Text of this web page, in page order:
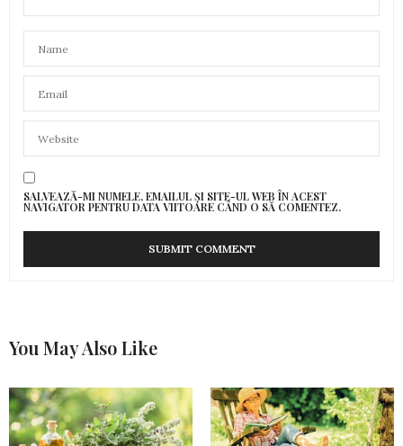
SALVEAZĂ-MI NUMELE, EMAILUL ȘI SITE-UL WEB ÎN ACEST
NAVIGATOR PENTRU DATA VIITOARE CÂND O SĂ COMENTEZ.
You May Also Like